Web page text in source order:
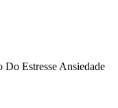
Estresse Ansiedade